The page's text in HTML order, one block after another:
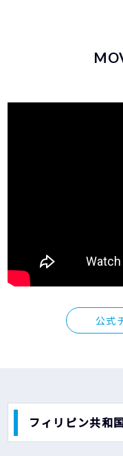
公式
フィリピン共和